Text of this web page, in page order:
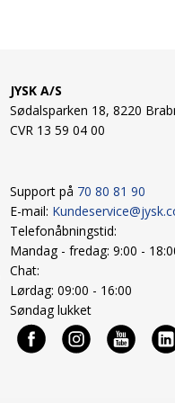
JYSK A/S
Sødalsparken 18, 8220
CVR 13 59 04 00
Support på 70 80 81 90
E-mail:
Telefonåbningstid:
Mandag - fredag: 9:00 -
Chat:
Lørdag: 09:00 - 16:00
Søndag lukket